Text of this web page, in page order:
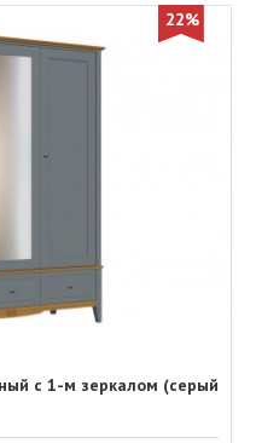
22%
с 1-м зеркалом (серый